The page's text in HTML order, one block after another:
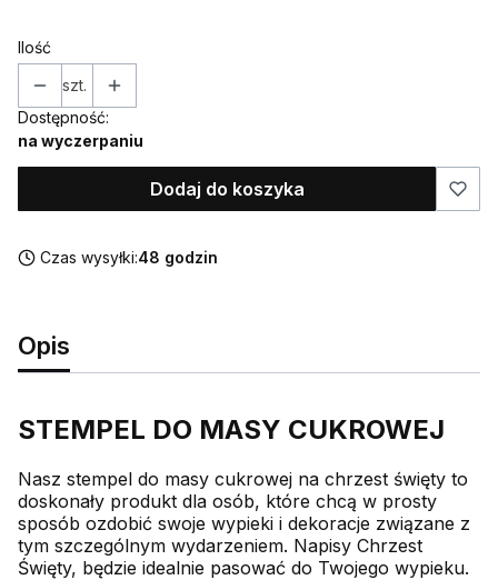
Ilość
szt.
Dostępność:
na wyczerpaniu
Dodaj do koszyka
Czas wysyłki:48 godzin
Opis
STEMPEL DO MASY CUKROWEJ
Nasz stempel do masy cukrowej na chrzest święty to
doskonały produkt dla osób, które chcą w prosty
sposób ozdobić swoje wypieki i dekoracje związane z
tym szczególnym wydarzeniem. Napisy Chrzest
Święty, będzie idealnie pasować do Twojego wypieku.